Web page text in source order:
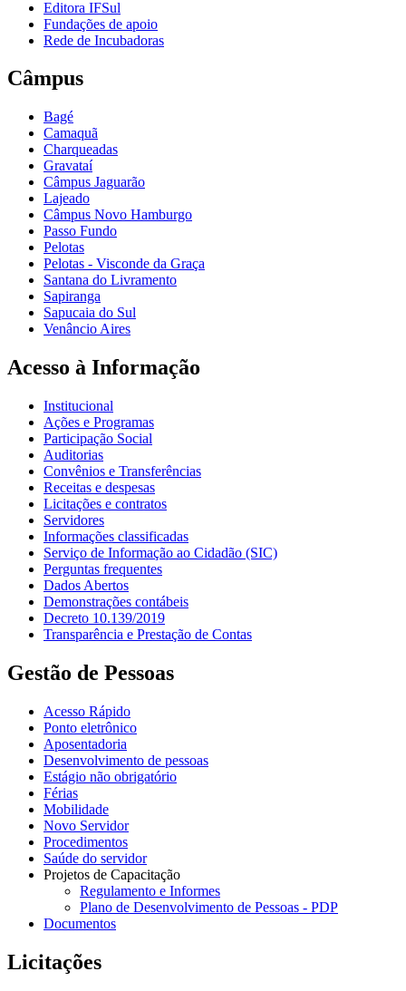
Editora IFSul
Fundações de apoio
Rede de Incubadoras
Câmpus
Bagé
Camaquã
Charqueadas
Gravataí
Câmpus Jaguarão
Lajeado
Câmpus Novo Hamburgo
Passo Fundo
Pelotas
Pelotas - Visconde da Graça
Santana do Livramento
Sapiranga
Sapucaia do Sul
Venâncio Aires
Acesso à Informação
Institucional
Ações e Programas
Participação Social
Auditorias
Convênios e Transferências
Receitas e despesas
Licitações e contratos
Servidores
Informações classificadas
Serviço de Informação ao Cidadão (SIC)
Perguntas frequentes
Dados Abertos
Demonstrações contábeis
Decreto 10.139/2019
Transparência e Prestação de Contas
Gestão de Pessoas
Acesso Rápido
Ponto eletrônico
Aposentadoria
Desenvolvimento de pessoas
Estágio não obrigatório
Férias
Mobilidade
Novo Servidor
Procedimentos
Saúde do servidor
Projetos de Capacitação
Regulamento e Informes
Plano de Desenvolvimento de Pessoas - PDP
Documentos
Licitações